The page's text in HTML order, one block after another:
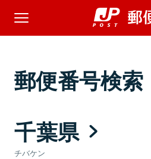
郵便番号検索
千葉県
チバケン